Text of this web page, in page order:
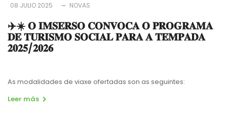
08 JULIO 2025 NOVAS
✈️☀️ 𝐎 𝐈𝐌𝐒𝐄𝐑𝐒𝐎 𝐂𝐎𝐍𝐕𝐎𝐂𝐀 𝐎 𝐏𝐑𝐎𝐆𝐑𝐀𝐌𝐀
𝐃𝐄 𝐓𝐔𝐑𝐈𝐒𝐌𝐎 𝐒𝐎𝐂𝐈𝐀𝐋 𝐏𝐀𝐑𝐀 𝐀 𝐓𝐄𝐌𝐏𝐀𝐃𝐀
𝟐𝟎𝟐𝟓/𝟐𝟎𝟐𝟔
As modalidades de viaxe ofertadas son as seguintes:
Leer más